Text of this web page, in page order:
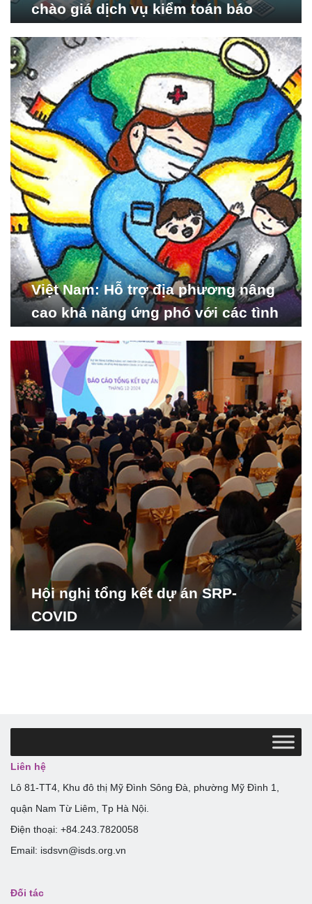
chào giá dịch vụ kiểm toán báo
Nghiên cứu Phát triển Xã
hội_ISDS)
Việt Nam: Hỗ trợ địa phương nâng
cao khả năng ứng phó với các tình
Hội nghị tổng kết dự án SRP-
COVID
Liên hệ
Lô 81-TT4, Khu đô thị Mỹ Đình Sông Đà, phường Mỹ Đình 1,
quận Nam Từ Liêm, Tp Hà Nội.
Điện thoại: +84.243.7820058
Email: isdsvn@isds.org.vn
Đối tác